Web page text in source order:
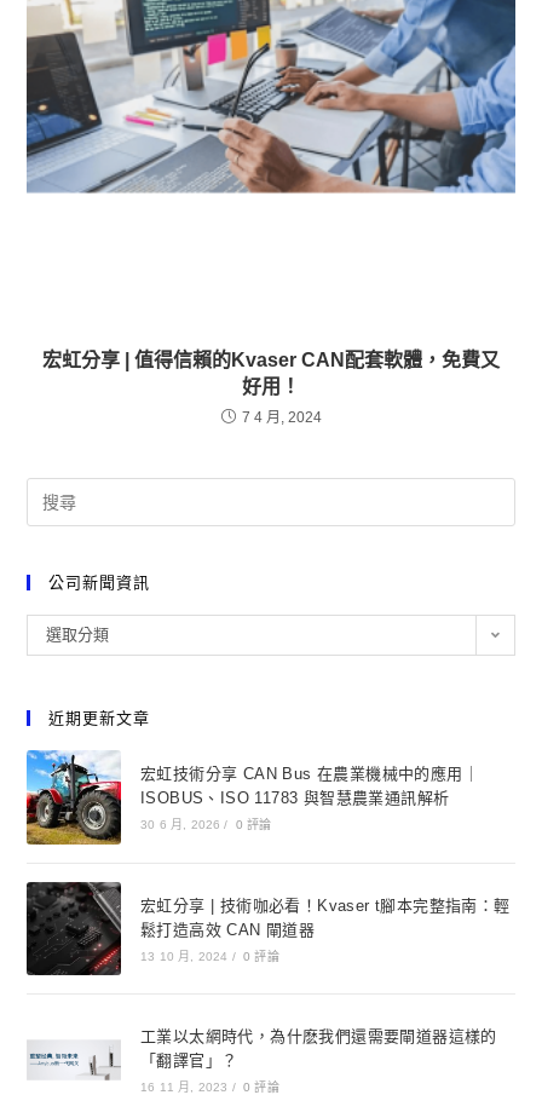
宏虹分享 | 值得信賴的Kvaser CAN配套軟體，免費又
好用！
7 4 月, 2024
公司新聞資訊
選取分類
近期更新文章
宏虹技術分享 CAN Bus 在農業機械中的應用｜
ISOBUS、ISO 11783 與智慧農業通訊解析
30 6 月, 2026 / 0 評論
宏虹分享 | 技術咖必看！Kvaser t腳本完整指南：輕
鬆打造高效 CAN 閘道器
13 10 月, 2024 / 0 評論
工業以太網時代，為什麽我們還需要閘道器這樣的
「翻譯官」？
16 11 月, 2023 / 0 評論